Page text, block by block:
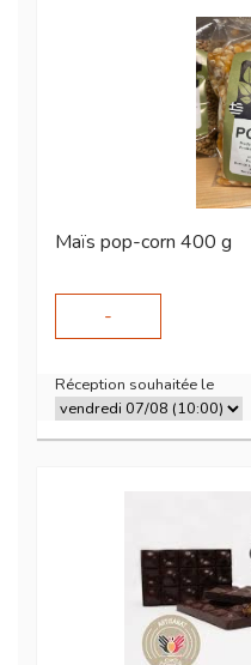
Maïs pop-corn 400 g
-
Réception souhaitée le